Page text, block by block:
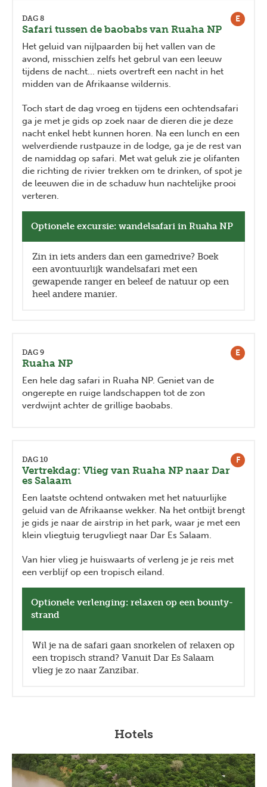
E
DAG 8
Safari tussen de baobabs van Ruaha NP
Het geluid van nijlpaarden bij het vallen van de
avond, misschien zelfs het gebrul van een leeuw
tijdens de nacht... niets overtreft een nacht in het
midden van de Afrikaanse wildernis.
Toch start de dag vroeg en tijdens een ochtendsafari
ga je met je gids op zoek naar de dieren die je deze
nacht enkel hebt kunnen horen. Na een lunch en een
welverdiende rustpauze in de lodge, ga je de rest van
de namiddag op safari. Met wat geluk zie je olifanten
die richting de rivier trekken om te drinken, of spot je
de leeuwen die in de schaduw hun nachtelijke prooi
verteren.
Optionele excursie: wandelsafari in Ruaha NP
Zin in iets anders dan een gamedrive? Boek
een avontuurlijk wandelsafari met een
gewapende ranger en beleef de natuur op een
heel andere manier.
E
DAG 9
Ruaha NP
Een hele dag safari in Ruaha NP. Geniet van de
ongerepte en ruige landschappen tot de zon
verdwijnt achter de grillige baobabs.
F
DAG 10
Vertrekdag: Vlieg van Ruaha NP naar Dar
es Salaam
Een laatste ochtend ontwaken met het natuurlijke
geluid van de Afrikaanse wekker. Na het ontbijt brengt
je gids je naar de airstrip in het park, waar je met een
klein vliegtuig terugvliegt naar Dar Es Salaam.
Van hier vlieg je huiswaarts of verleng je je reis met
een verblijf op een tropisch eiland.
Optionele verlenging: relaxen op een bounty-
strand
Wil je na de safari gaan snorkelen of relaxen op
een tropisch strand? Vanuit Dar Es Salaam
vlieg je zo naar Zanzibar.
Hotels
Previous Next